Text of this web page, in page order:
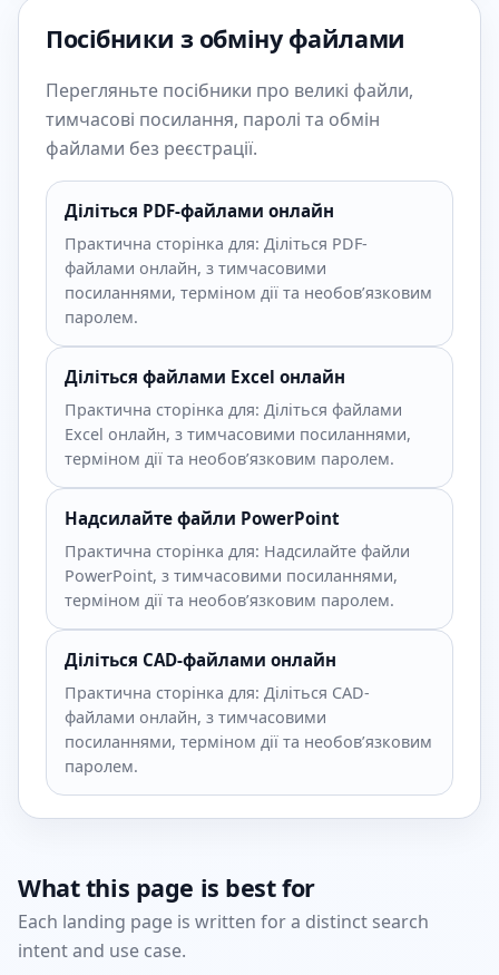
Посібники з обміну файлами
Перегляньте посібники про великі файли,
тимчасові посилання, паролі та обмін
файлами без реєстрації.
Діліться PDF-файлами онлайн
Практична сторінка для: Діліться PDF-
файлами онлайн, з тимчасовими
посиланнями, терміном дії та необов’язковим
паролем.
Діліться файлами Excel онлайн
Практична сторінка для: Діліться файлами
Excel онлайн, з тимчасовими посиланнями,
терміном дії та необов’язковим паролем.
Надсилайте файли PowerPoint
Практична сторінка для: Надсилайте файли
PowerPoint, з тимчасовими посиланнями,
терміном дії та необов’язковим паролем.
Діліться CAD-файлами онлайн
Практична сторінка для: Діліться CAD-
файлами онлайн, з тимчасовими
посиланнями, терміном дії та необов’язковим
паролем.
What this page is best for
Each landing page is written for a distinct search
intent and use case.